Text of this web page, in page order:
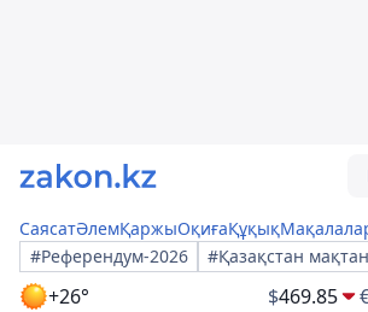
СаясатӘлемҚаржыОқиғаҚұқық
#Референдум-2026
#Қазақстан
+26° $469.85